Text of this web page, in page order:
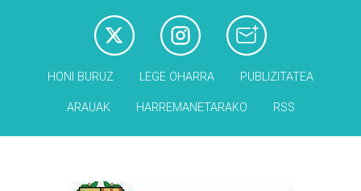
HONI BURUZ LEGE OHARRA PUBLIZITATEA
ARAUAK HARREMANETARAKO RSS